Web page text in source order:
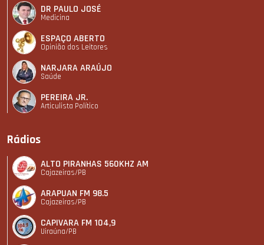
DR PAULO JOSÉ
Medicina
ESPAÇO ABERTO
Opinião dos Leitores
NARJARA ARAÚJO
Saúde
PEREIRA JR.
Articulista Polí­tico
Rádios
ALTO PIRANHAS 560KHZ AM
Cajazeiras/PB
ARAPUAN FM 98.5
Cajazeiras/PB
CAPIVARA FM 104,9
Uiraúna/PB